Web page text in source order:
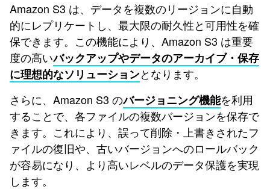
Amazon S3 は、データを複数のリージョンに自動
的にレプリケートし、最大限の耐久性と可用性を確
保できます。この機能により、Amazon S3 は重要
度の高いバックアップやデータのアーカイブ・保存
に理想的なソリューションとなります。
さらに、Amazon S3 のバージョニング機能を利用
することで、各ファイルの複数バージョンを保存で
きます。これにより、誤って削除・上書きされたフ
ァイルの復旧や、古いバージョンへのロールバック
が容易になり、より高いレベルのデータ保護を実現
します。